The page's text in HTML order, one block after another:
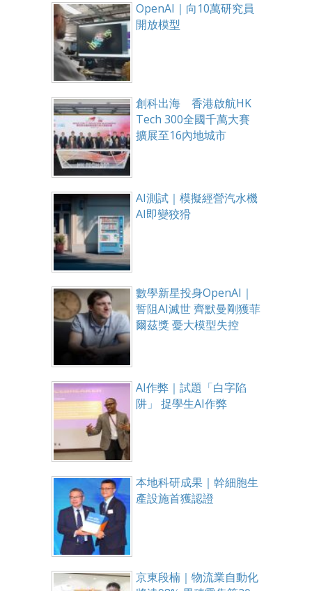
OpenAI｜向10萬研究員
開放模型
創科出海 香港啟航HK
Tech 300全國千萬大賽
擴展至16內地城市
AI測試｜模擬經營汽水機
AI即變狡猾
數學新星投身OpenAI｜
誓阻AI滅世 齊默曼剛獲菲
爾茲獎 憂大模型失控
AI作弊｜試題「白字陷
阱」 捉學生AI作弊
本地科研成果｜幹細胞生
產設施首獲認證
京東段楠｜物流業自動化